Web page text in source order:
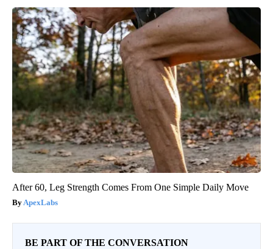
After 60, Leg Strength Comes From One Simple Daily Move
ApexLabs
BE PART OF THE CONVERSATION